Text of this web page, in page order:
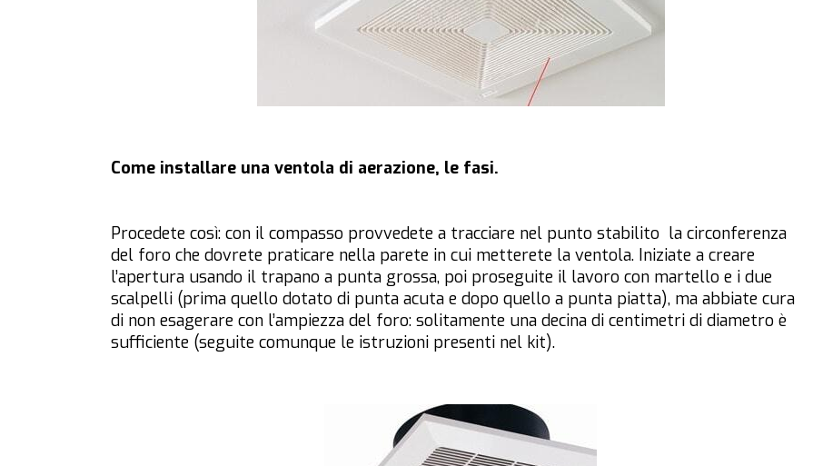
Come installare una ventola di aerazione, le fasi.
Procedete così: con il compasso provvedete a tracciare nel punto stabilito la circonferenza
del foro che dovrete praticare nella parete in cui metterete la ventola. Iniziate a creare
l’apertura usando il trapano a punta grossa, poi proseguite il lavoro con martello e i due
scalpelli (prima quello dotato di punta acuta e dopo quello a punta piatta), ma abbiate cura
di non esagerare con l’ampiezza del foro: solitamente una decina di centimetri di diametro è
sufficiente (seguite comunque le istruzioni presenti nel kit).